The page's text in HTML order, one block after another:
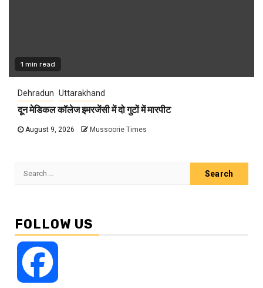
1 min read
Dehradun Uttarakhand
दून मेडिकल कॉलेज इमरजेंसी में दो गुटों में मारपीट
August 9, 2026 Mussoorie Times
Search
FOLLOW US